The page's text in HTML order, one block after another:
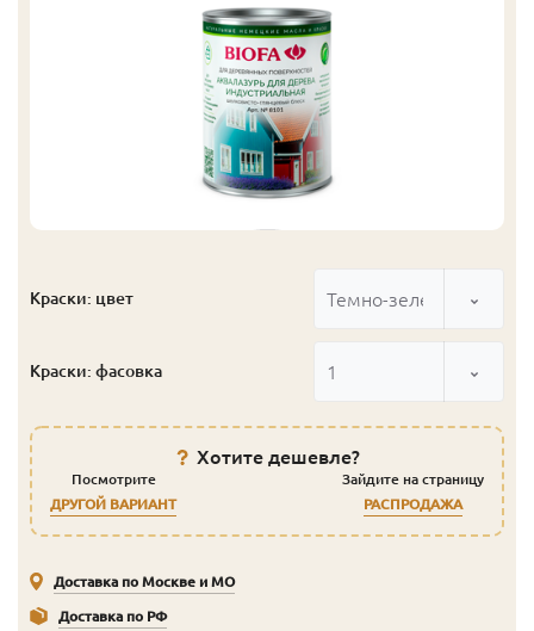
Краски: цвет Темно-зеленый
Краски: фасовка 1
Хотите дешевле?
Посмотрите
ДРУГОЙ ВАРИАНТ
Зайдите на страницу
РАСПРОДАЖА
Доставка по Москве и МО
Доставка по РФ